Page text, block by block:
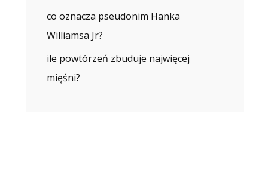
co oznacza pseudonim Hanka
Williamsa Jr?
ile powtórzeń zbuduje najwięcej
mięśni?